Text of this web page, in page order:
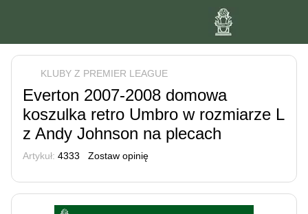
KLUBY Z PREMIER LEAGUE
Everton 2007-2008 domowa
koszulka retro Umbro w rozmiarze L
z Andy Johnson na plecach
Artykuł: 4333 Zostaw opinię